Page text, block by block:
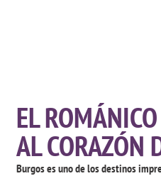
EL
AL CORAZÓN
Burgos es uno de los destinos